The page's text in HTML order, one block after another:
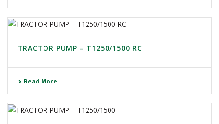
TRACTOR PUMP – T1250/1500 RC
Read More